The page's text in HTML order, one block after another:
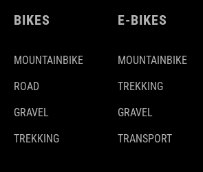
BIKES
MOUNTAINBIKE
ROAD
GRAVEL
TREKKING
E-BIKES
MOUNTAINBIKE
TREKKING
GRAVEL
TRANSPORT